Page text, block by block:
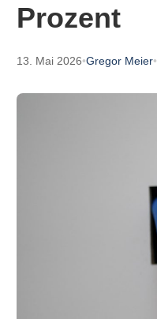
Prozent
13. Mai 2026•Gregor Meier•